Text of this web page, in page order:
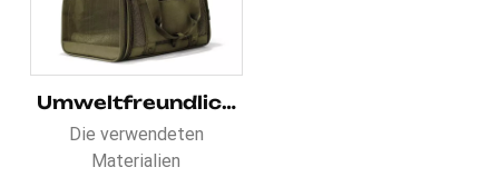
Umweltfreundliche, atmungsaktive, von Fluggesellschaften zugelassene Tragetasche für Hunde
Die verwendeten
Materialien